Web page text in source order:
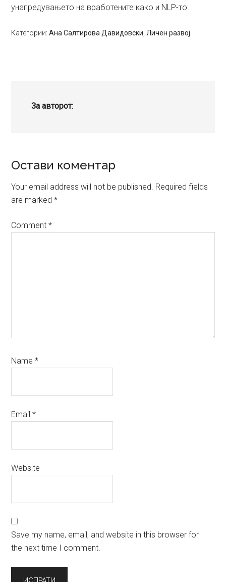
унапредувањето на вработените како и NLP-то.
Категории:Ана Салтирова Давидовски Личен развој
За авторот:
Reader
Interactions
Остави коментар
Your email address will not be published. Required fields
are marked*
Comment*
Name*
Email*
Website
Save my name, email, and website in this browser for
the next time I comment.